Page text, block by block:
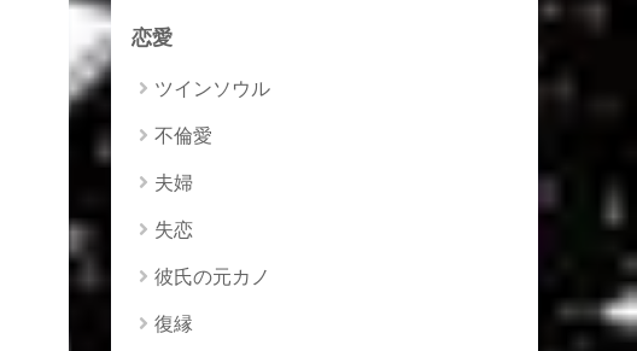
恋愛
ツインソウル
不倫愛
夫婦
失恋
彼氏の元カノ
復縁